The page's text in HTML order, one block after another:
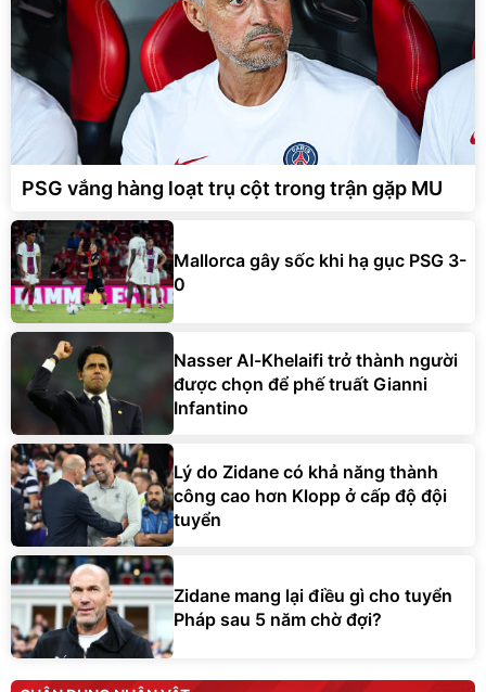
PSG vắng hàng loạt trụ cột trong trận gặp MU
Mallorca gây sốc khi hạ gục PSG 3-
0
Nasser Al-Khelaifi trở thành người
được chọn để phế truất Gianni
Infantino
Lý do Zidane có khả năng thành
công cao hơn Klopp ở cấp độ đội
tuyển
Zidane mang lại điều gì cho tuyển
Pháp sau 5 năm chờ đợi?